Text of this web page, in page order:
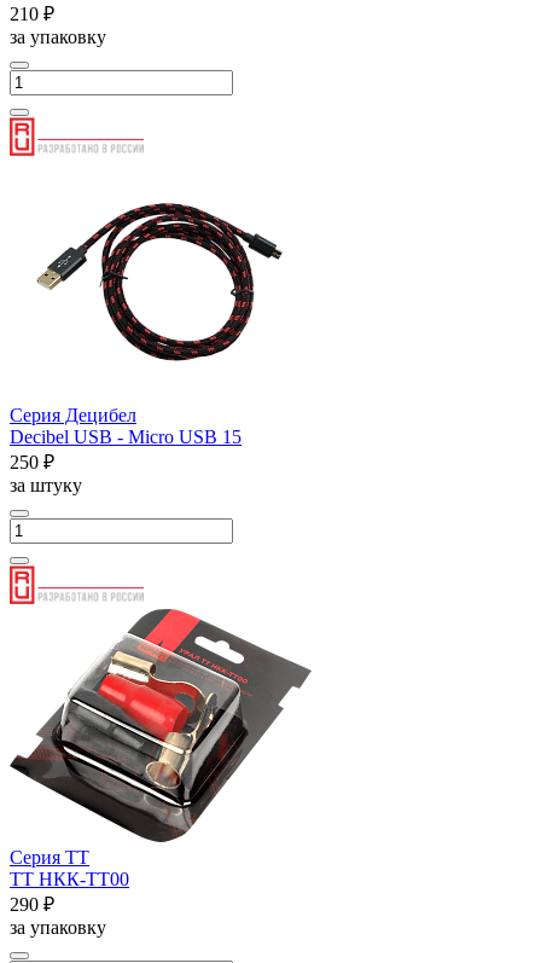
210 ₽
за упаковку
Серия Децибел
Decibel USB - Micro USB 15
250 ₽
за штуку
Серия ТТ
ТТ НКК-ТТ00
290 ₽
за упаковку